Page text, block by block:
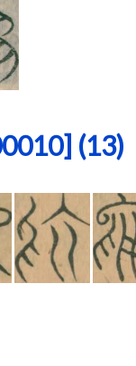
(13)